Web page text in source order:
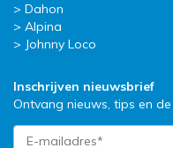
Dahon
Alpina
Johnny Loco
Inschrijven nieuwsbrief
Ontvang nieuws, tips en